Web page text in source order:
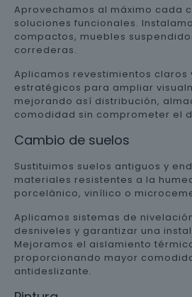
Aprovechamos al máximo cada
soluciones funcionales.
compactos, muebles
correderas.
Aplicamos revestimientos claros
estratégicos para ampliar
mejorando así distribución,
comodidad sin comprometer el
Cambio de suelos
Sustituimos suelos antiguos y
materiales resistentes a la
porcelánico, vinílico o
Aplicamos sistemas de
desniveles y garantizar una
Mejoramos el aislamiento
proporcionando mayor
antideslizante.